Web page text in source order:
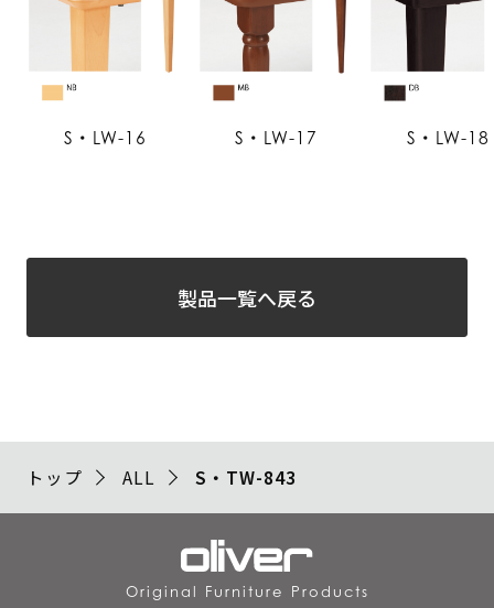
S・LW-16 S・LW-17 S・LW-18
製品一覧へ戻る
トップ ALL S・TW-843
Original Furniture Products